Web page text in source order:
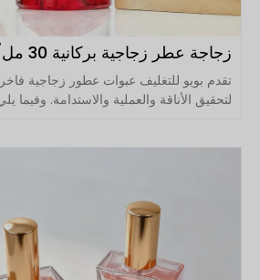
زجاجة عطر زجاجية بركانية 30 مل/50 مل
تقدم بويو للتغليف عبوات عطور زجاجية
لتحقيق الأناقة والعملية والاستدامة. وفيما